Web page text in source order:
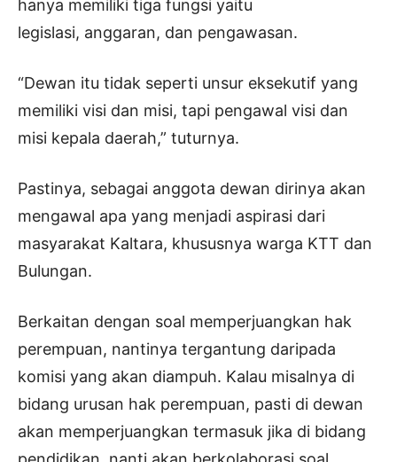
hanya memiliki tiga fungsi yaitu
legislasi, anggaran, dan pengawasan.
“Dewan itu tidak seperti unsur eksekutif yang
memiliki visi dan misi, tapi pengawal visi dan
misi kepala daerah,” tuturnya.
Pastinya, sebagai anggota dewan dirinya akan
mengawal apa yang menjadi aspirasi dari
masyarakat Kaltara, khususnya warga KTT dan
Bulungan.
Berkaitan dengan soal memperjuangkan hak
perempuan, nantinya tergantung daripada
komisi yang akan diampuh. Kalau misalnya di
bidang urusan hak perempuan, pasti di dewan
akan memperjuangkan termasuk jika di bidang